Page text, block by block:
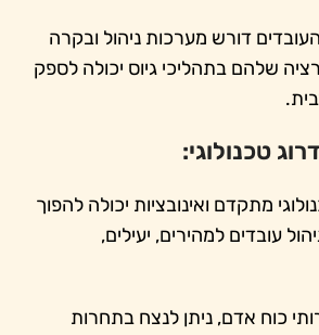
דורש מערכות ניהול ובקרה
שלהם בתהליכי גיוס יכולה לספק
מתקדם ואינובציות יכולה להפוך
עובדים למהירים, יעילים,
כוח אדם, ניתן לנצח בתחרות